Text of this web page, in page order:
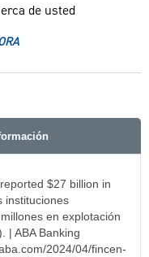
de usted
$27 billion in
instituciones
en explotación
| ABA Banking
2024/04/fincen-